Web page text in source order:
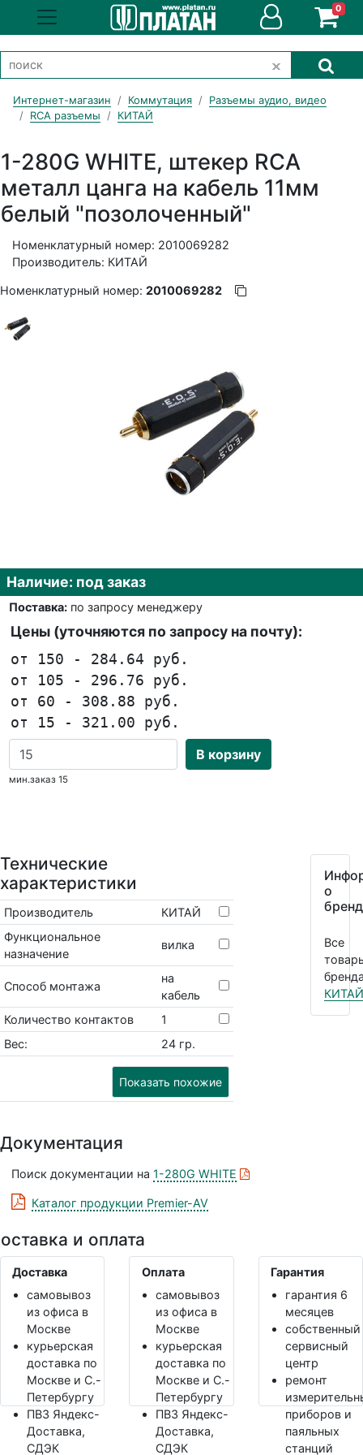
0
Интернет-магазин Коммутация
Разъемы аудио, видео
RCA разъемы
КИТАЙ
1-280G WHITE, штекер RCA
металл цанга на кабель 11мм
белый "позолоченный"
Номенклатурный номер: 2010069282
Производитель: КИТАЙ
Номенклатурный номер: 2010069282
Наличие: под заказ
Поставка:по запросу менеджеру
Цены (уточняются по запросу на почту):
от 150 - 284.64 руб.
от 105 - 296.76 руб.
от 60 - 308.88 руб.
от 15 - 321.00 руб.
В корзину
мин.заказ 15
Технические
характеристики
Производитель
КИТАЙ
Функциональное
назначение
вилка
Способ монтажа
на
кабель
Количество контактов
1
Вес:
24 гр.
Показать похожие
о
Все
КИТАЙ
Документация
Поиск документации на1-280G WHITE
Каталог продукции Premier-AV
и оплата
Доставка
самовывоз
из офиса в
Москве
курьерская
доставка по
Москве и С.-
Петербургу
ПВЗ Яндекс-
Доставка,
СДЭК
Оплата
самовывоз
из офиса в
Москве
курьерская
доставка по
Москве и С.-
Петербургу
ПВЗ Яндекс-
Доставка,
СДЭК
Гарантия
гарантия 6
месяцев
собственный
сервисный
центр
ремонт
приборов и
паяльных
станций